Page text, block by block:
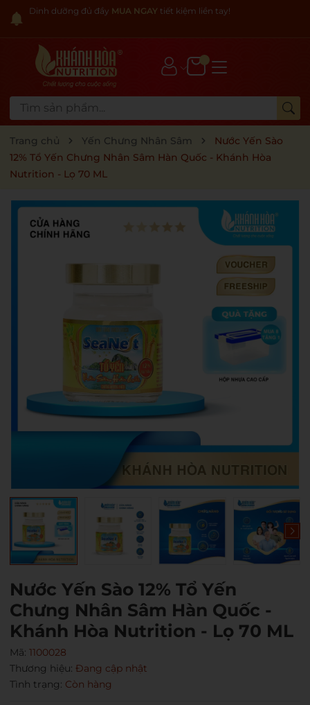
Dinh dưỡng đủ đầy MUA NGAY tiết kiệm liền tay!
Trang chủ Yến Chưng Nhân Sâm
Nước Yến Sào
12% Tổ Yến Chưng Nhân Sâm Hàn Quốc - Khánh Hòa
Nutrition - Lọ 70 ML
Nước Yến Sào 12% Tổ Yến
Chưng Nhân Sâm Hàn Quốc -
Khánh Hòa Nutrition - Lọ 70 ML
Mã: 1100028
Thương hiệu: Đang cập nhật
Tình trạng: Còn hàng